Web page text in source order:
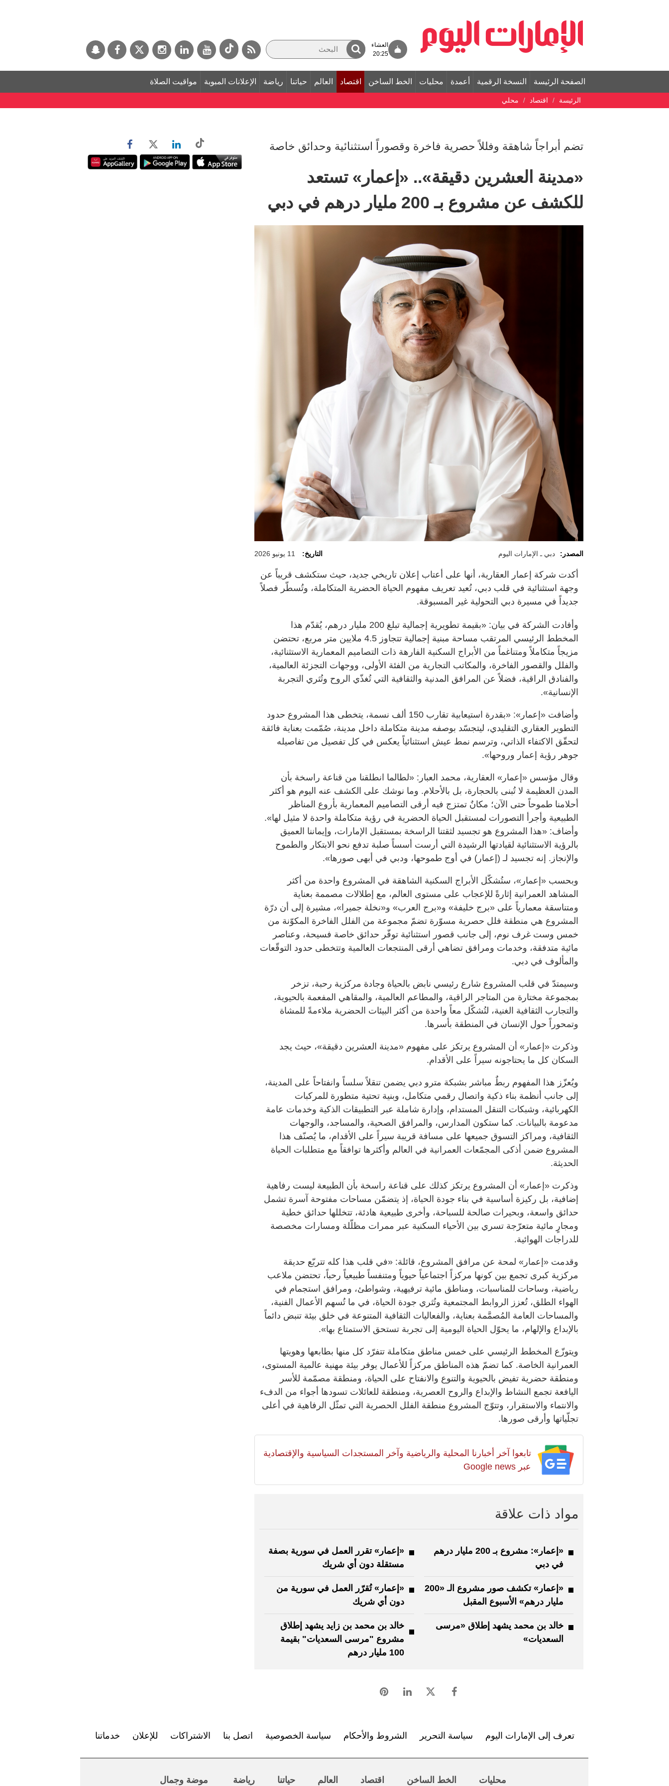
العشاء
20:25
الصفحة الرئيسة النسخة الرقمية أعمدة محليات الخط الساخن اقتصاد العالم حياتنا رياضة الإعلانات المبوبة مواقيت الصلاة
الرئيسة اقتصاد محلي
تضم أبراجاً شاهقة وفللاً حصرية فاخرة وقصوراً استثنائية وحدائق خاصة
«مدينة العشرين دقيقة».. «إعمار» تستعد
للكشف عن مشروع بـ 200 مليار درهم في دبي
المصدر: دبي ـ الإمارات اليوم التاريخ: 11 يونيو 2026
أكدت شركة إعمار العقارية، أنها على أعتاب إعلان تاريخي جديد، حيث ستكشف قريباً عن
وجهة استثنائية في قلب دبي، تُعيد تعريف مفهوم الحياة الحضرية المتكاملة، وتُسطّر فصلاً
جديداً في مسيرة دبي التحولية غير المسبوقة.
وأفادت الشركة في بيان: «بقيمة تطويرية إجمالية تبلغ 200 مليار درهم، يُقدّم هذا
المخطط الرئيسي المرتقب مساحة مبنية إجمالية تتجاوز 4.5 ملايين متر مربع، تحتضن
مزيجاً متكاملاً ومتناغماً من الأبراج السكنية الفارهة ذات التصاميم المعمارية الاستثنائية،
والفلل والقصور الفاخرة، والمكاتب التجارية من الفئة الأولى، ووجهات التجزئة العالمية،
والفنادق الراقية، فضلاً عن المرافق المدنية والثقافية التي تُغذّي الروح وتُثري التجربة
الإنسانية».
وأضافت «إعمار»: «بقدرة استيعابية تقارب 150 ألف نسمة، يتخطى هذا المشروع حدود
التطوير العقاري التقليدي، ليتجسّد بوصفه مدينة متكاملة داخل مدينة، صُمّمت بعناية فائقة
لتحقّق الاكتفاء الذاتي، وترسم نمط عيش استثنائياً يعكس في كل تفصيل من تفاصيله
جوهر رؤية إعمار وروحها».
وقال مؤسس «إعمار» العقارية، محمد العبار: «لطالما انطلقنا من قناعة راسخة بأن
المدن العظيمة لا تُبنى بالحجارة، بل بالأحلام. وما نوشك على الكشف عنه اليوم هو أكثر
أحلامنا طموحاً حتى الآن؛ مكانٌ تمتزج فيه أرقى التصاميم المعمارية بأروع المناظر
الطبيعية وأجرأ التصورات لمستقبل الحياة الحضرية في رؤية متكاملة واحدة لا مثيل لها».
وأضاف: «هذا المشروع هو تجسيد لثقتنا الراسخة بمستقبل الإمارات، وإيماننا العميق
بالرؤية الاستثنائية لقيادتها الرشيدة التي أرست أسساً صلبة تدفع نحو الابتكار والطموح
والإنجاز. إنه تجسيد لـ (إعمار) في أوج طموحها، ودبي في أبهى صورها».
وبحسب «إعمار»، ستُشكّل الأبراج السكنية الشاهقة في المشروع واحدة من أكثر
المشاهد العمرانية إثارةً للإعجاب على مستوى العالم، مع إطلالات مصممة بعناية
ومتناسقة معمارياً على «برج خليفة» و«برج العرب» و«نخلة جميرا»، مشيرة إلى أن درّة
المشروع هي منطقة فلل حصرية مسوّرة تضمّ مجموعة من الفلل الفاخرة المكوّنة من
خمس وست غرف نوم، إلى جانب قصور استثنائية توفّر حدائق خاصة فسيحة، وعناصر
مائية متدفقة، وخدمات ومرافق تضاهي أرقى المنتجعات العالمية وتتخطى حدود التوقّعات
والمألوف في دبي.
وسيمتدّ في قلب المشروع شارع رئيسي نابض بالحياة وجادة مركزية رحبة، تزخر
بمجموعة مختارة من المتاجر الراقية، والمطاعم العالمية، والمقاهي المفعمة بالحيوية،
والتجارب الثقافية الغنية، لتُشكّل معاً واحدة من أكثر البيئات الحضرية ملاءمةً للمشاة
وتمحوراً حول الإنسان في المنطقة بأسرها.
وذكرت «إعمار» أن المشروع يرتكز على مفهوم «مدينة العشرين دقيقة»، حيث يجد
السكان كل ما يحتاجونه سيراً على الأقدام.
ويُعزّز هذا المفهوم ربطٌ مباشر بشبكة مترو دبي يضمن تنقلاً سلساً وانفتاحاً على المدينة،
إلى جانب أنظمة بناء ذكية واتصال رقمي متكامل، وبنية تحتية متطورة للمركبات
الكهربائية، وشبكات التنقل المستدام، وإدارة شاملة عبر التطبيقات الذكية وخدمات عامة
مدعومة بالبيانات. كما ستكون المدارس، والمرافق الصحية، والمساجد، والوجهات
الثقافية، ومراكز التسوق جميعها على مسافة قريبة سيراً على الأقدام، ما يُصنّف هذا
المشروع ضمن أذكى المجمّعات العمرانية في العالم وأكثرها توافقاً مع متطلبات الحياة
الحديثة.
وذكرت «إعمار» أن المشروع يرتكز كذلك على قناعة راسخة بأن الطبيعة ليست رفاهية
إضافية، بل ركيزة أساسية في بناء جودة الحياة، إذ يتضمّن مساحات مفتوحة آسرة تشمل
حدائق واسعة، وبحيرات صالحة للسباحة، وأخرى طبيعية هادئة، تتخللها حدائق خطية
ومجارٍ مائية متعرّجة تسري بين الأحياء السكنية عبر ممرات مظلّلة ومسارات مخصصة
للدراجات الهوائية.
وقدمت «إعمار» لمحة عن مرافق المشروع، قائلة: «في قلب هذا كله تتربّع حديقة
مركزية كبرى تجمع بين كونها مركزاً اجتماعياً حيوياً ومتنفساً طبيعياً رحباً، تحتضن ملاعب
رياضية، وساحات للمناسبات، ومناطق مائية ترفيهية، وشواطئ، ومرافق استجمام في
الهواء الطلق، تُعزز الروابط المجتمعية وتُثري جودة الحياة، في ما تُسهم الأعمال الفنية،
والمساحات العامة المُصمَّمة بعناية، والفعاليات الثقافية المتنوعة في خلق بيئة تنبض دائماً
بالإبداع والإلهام، ما يحوّل الحياة اليومية إلى تجربة تستحق الاستمتاع بها».
ويتوزّع المخطط الرئيسي على خمس مناطق متكاملة تتفرّد كل منها بطابعها وهويتها
العمرانية الخاصة. كما تضمّ هذه المناطق مركزاً للأعمال يوفر بيئة مهنية عالمية المستوى،
ومنطقة حضرية تفيض بالحيوية والتنوع والانفتاح على الحياة، ومنطقة مصمّمة للأسر
اليافعة تجمع النشاط والإبداع والروح العصرية، ومنطقة للعائلات تسودها أجواء من الدفء
والانتماء والاستقرار، وتتوّج المشروع منطقة الفلل الحصرية التي تمثّل الرفاهية في أعلى
تجلّياتها وأرقى صورها.
تابعوا آخر أخبارنا المحلية والرياضية وآخر المستجدات السياسية والإقتصادية
عبر Google news
مواد ذات علاقة
«إعمار»: مشروع بـ 200 مليار درهم
في دبي
«إعمار» تقرر العمل في سورية بصفة
مستقلة دون أي شريك
«إعمار» تكشف صور مشروع الـ «200
مليار درهم» الأسبوع المقبل
«إعمار» تُقرّر العمل في سورية من
دون أي شريك
خالد بن محمد يشهد إطلاق «مرسى
السعديات»
خالد بن محمد بن زايد يشهد إطلاق
مشروع "مرسى السعديات" بقيمة
100 مليار درهم
تعرف إلى الإمارات اليوم سياسة التحرير الشروط والأحكام سياسة الخصوصية اتصل بنا الاشتراكات للإعلان خدماتنا
محليات الخط الساخن اقتصاد العالم حياتنا رياضة موضة وجمال